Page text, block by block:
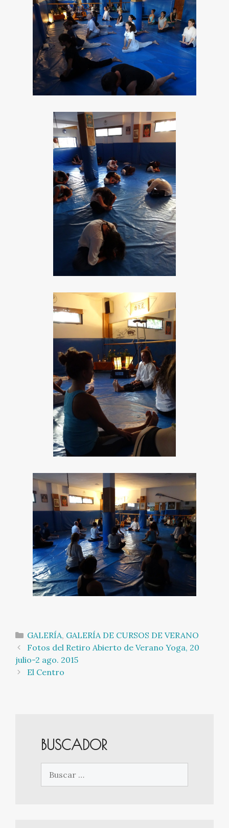
Categorías
GALERÍA, GALERÍA DE CURSOS DE VERANO
Navegación
de
entradas
Fotos del Retiro Abierto de Verano Yoga, 20
julio-2 ago. 2015
El Centro
BUSCADOR